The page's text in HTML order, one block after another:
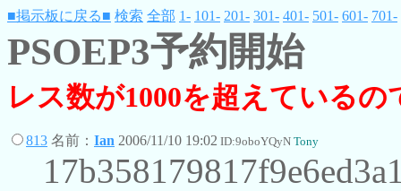
■掲示板に戻る■ 検索 全部 1- 101- 201- 301- 401- 501- 601- 701-
PSOEP3予約開始
レス数が1000を超えている
813 名前： Ian 2006/11/10 19:02 ID:9oboYQyN Tony